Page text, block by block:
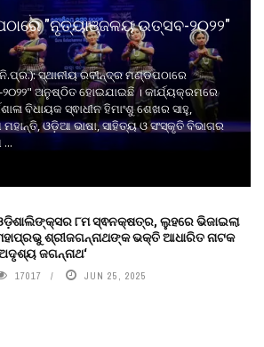
"ନୃତ୍ୟାଞ୍ଜଳୟ ଉତ୍ସବ-୨୦୨୨"
ସ୍ଥାନୀୟ ରବୀନ୍ଦ୍ର ମଣ୍ଡପଠାରେ
ଅନୁଷ୍ଠିତ ହୋଇଯାଇଛି । କାର୍ଯ୍ୟକ୍ରମରେ
ବିଧାୟକ ସ୍ଵାଧୀନ ହିମାଂଶୁ ଶେଖର ସାହୁ,
ଓଡ଼ିଆ ଭାଷା, ସାହିତ୍ୟ ଓ ସଂସ୍କୃତି ବିଭାଗର
୮ମ ସ୍ଵନକ୍ଷତ୍ର, ଲୁହରେ ଭିଜାଇଲା
ଶ୍ରୀଜଗନ୍ନାଥଙ୍କ ଭକ୍ତି ଆଧାରିତ ନାଟକ
ଜଗନ୍ନାଥ‘
17017 JUN 25, 2025